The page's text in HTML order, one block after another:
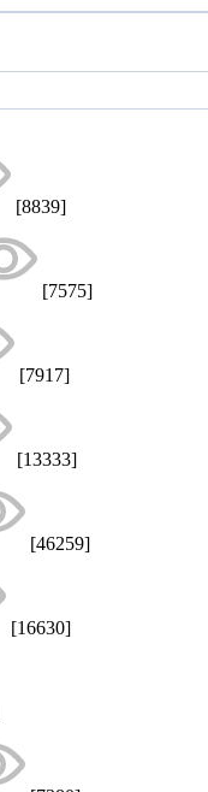
[8839]
[7575]
[7917]
[13333]
[46259]
[16630]